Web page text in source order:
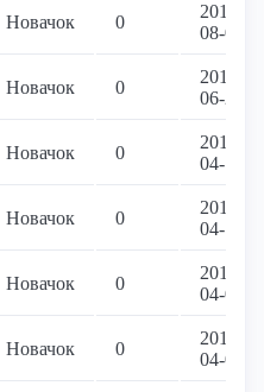
Новачок 0
2019-
08-05
Новачок 0
2019-
06-20
Новачок 0
2019-
04-13
Новачок 0
2019-
04-11
Новачок 0
2019-
04-08
Новачок 0
2019-
04-05